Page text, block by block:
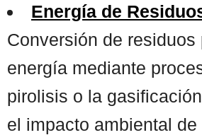
Energía de
Conversión de residuos
energía mediante
pirolisis o la
el impacto ambiental